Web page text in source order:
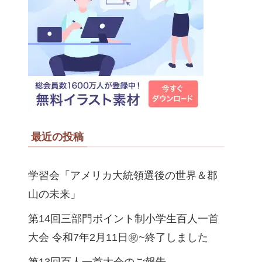
最近の投稿
学習会「アメリカ大統領選後の世界＆郡
山の未来」
第14回三部門ポイント制小学生百人一首
大会 令和7年2月11日㊗~終了しました